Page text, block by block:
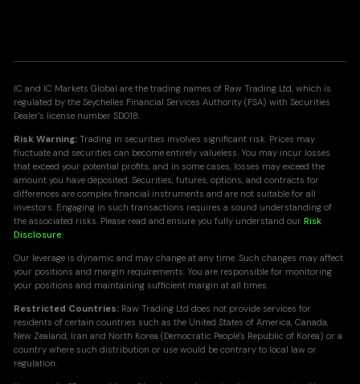
IC and IC Markets Global are the trading names of Raw Trading Ltd, which is
regulated by the Seychelles Financial Services Authority (FSA) with Securities
Dealer's license number SD018.
Risk Warning: Trading in securities involves significant risk. Prices may
fluctuate and securities can become entirely valueless. You may incur losses
that exceed your potential profits, and in some cases, losses may exceed the
amount you have deposited. Securities, futures, options, and contracts for
differences are complex financial instruments and are not suitable for all
investors. Engaging in such transactions requires a sound understanding of
the associated risks. Please read and ensure you fully understand ourRisk
Disclosure.
Our leverage is dynamic and may change at any time. Such changes may affect
your positions and margin requirements. You are responsible for monitoring
your positions and maintaining sufficient margin at all times.
Restricted Countries: Raw Trading Ltd does not provide services for
residents of certain countries such as the United States of America, Canada,
New Zealand, Iran and North Korea (Democratic People's Republic of Korea) or a
country where such distribution or use would be contrary to local law or
regulation.